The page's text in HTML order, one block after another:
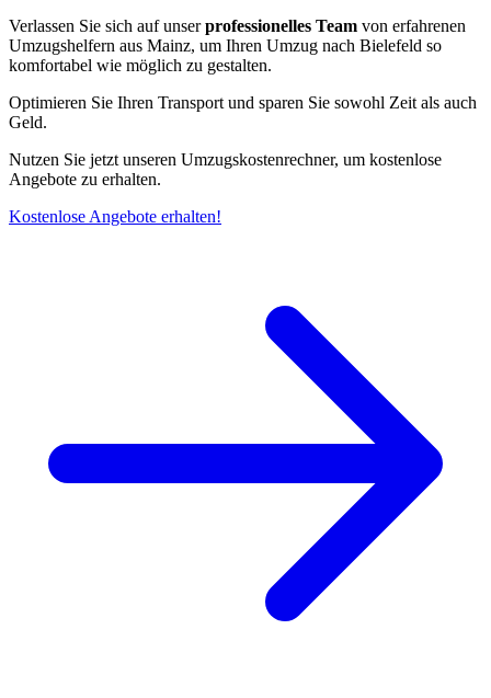
Verlassen Sie sich auf unserprofessionelles Team von erfahrenen
Umzugshelfern aus Mainz, um Ihren Umzug nach Bielefeld so
komfortabel wie möglich zu gestalten.
Optimieren Sie Ihren Transport und sparen Sie sowohl Zeit als auch
Geld.
Nutzen Sie jetzt unseren Umzugskostenrechner, um kostenlose
Angebote zu erhalten.
Kostenlose Angebote erhalten!